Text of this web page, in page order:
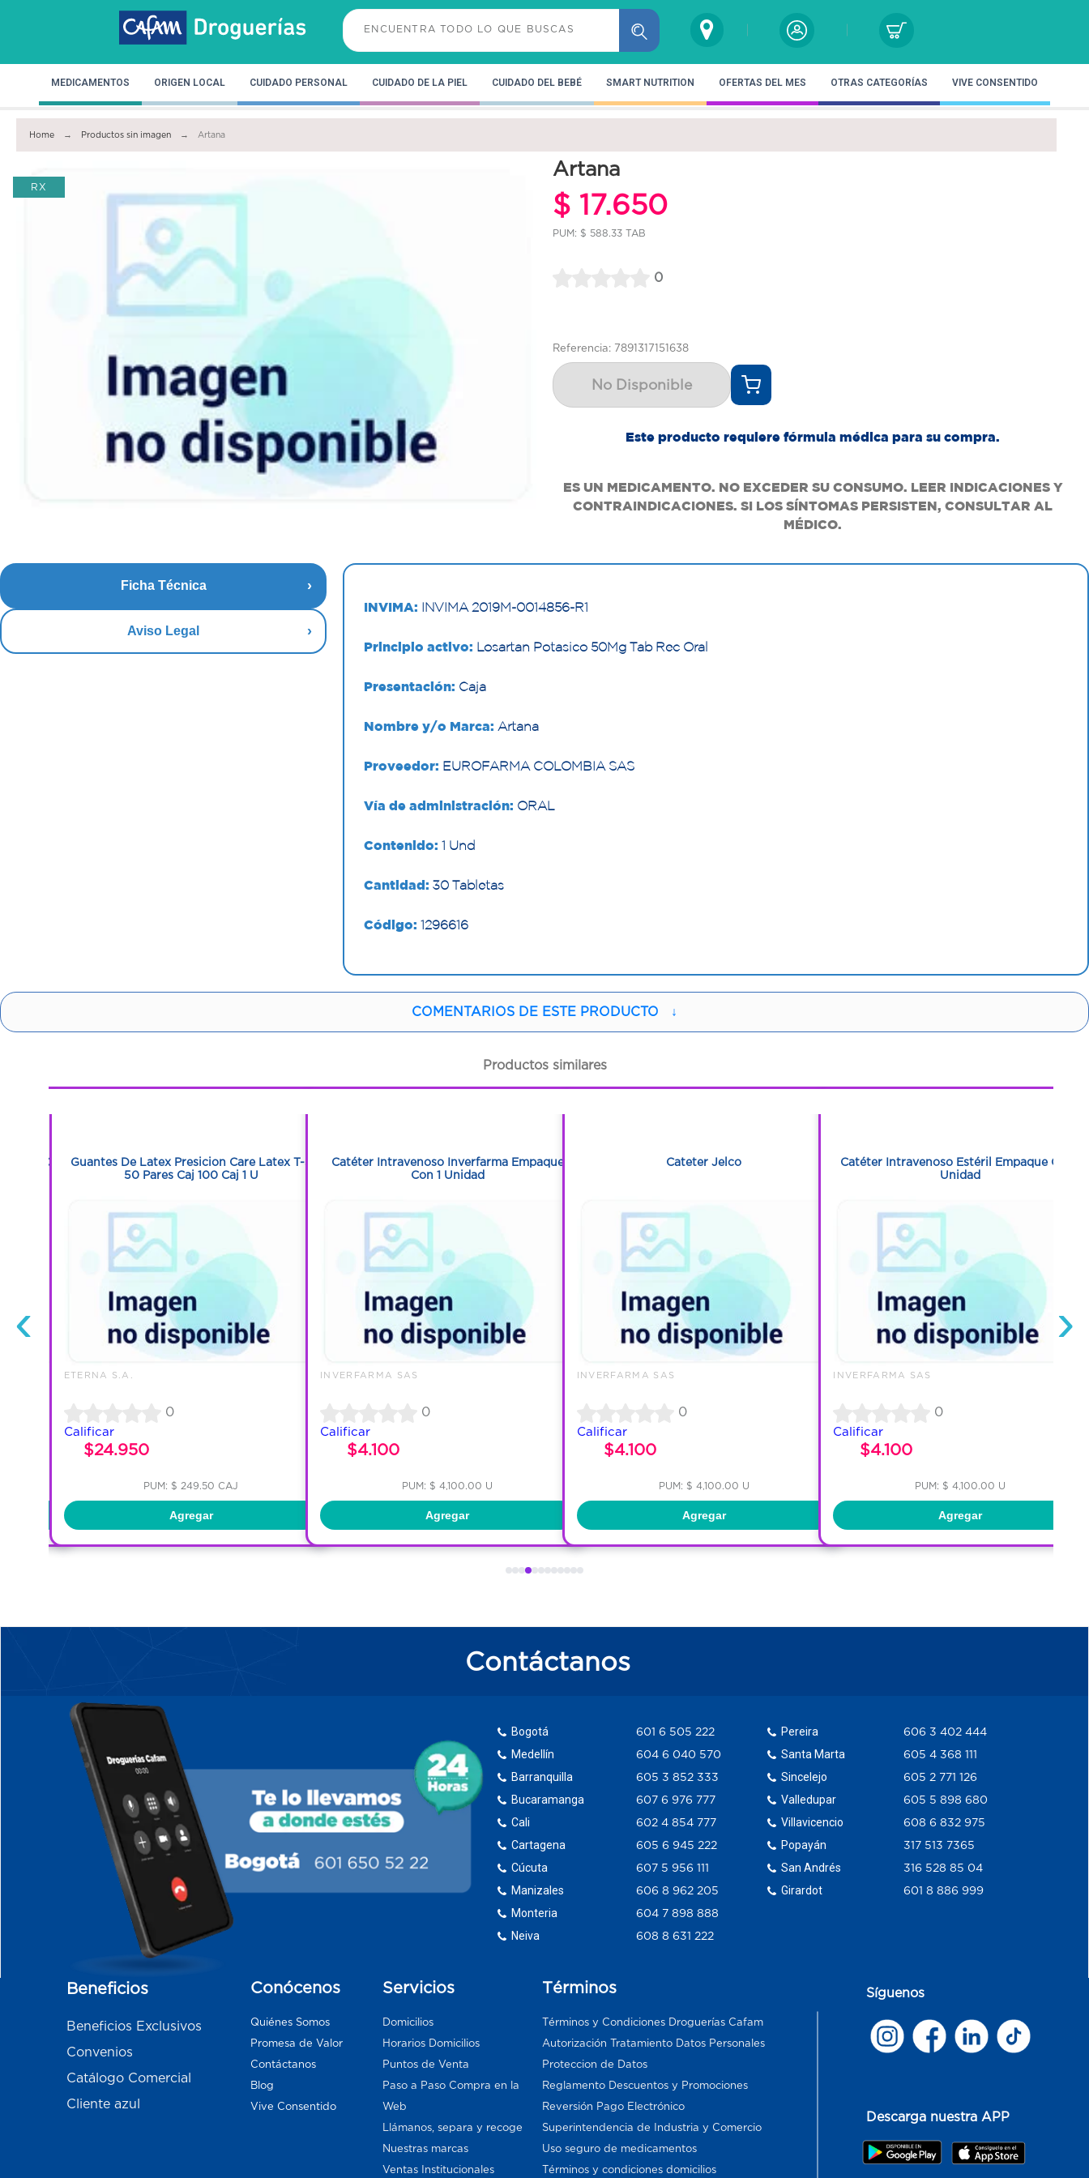
MEDICAMENTOS ORIGEN LOCAL CUIDADO PERSONAL CUIDADO DE LA PIEL CUIDADO DEL BEBÉ SMART NUTRITION OFERTAS DEL MES OTRAS CATEGORÍAS VIVE CONSENTIDO
Home Productos sin imagen Artana
RX
Artana
$ 17.650
PUM: $ 588.33 TAB
0
Referencia: 7891317151638
No Disponible
Este producto requiere fórmula médica para su compra.
ES UN MEDICAMENTO. NO EXCEDER SU CONSUMO. LEER INDICACIONES Y
CONTRAINDICACIONES. SI LOS SÍNTOMAS PERSISTEN, CONSULTAR AL
MÉDICO.
Ficha Técnica
Aviso Legal
INVIMA: INVIMA 2019M-0014856-R1
Principio activo: Losartan Potasico 50Mg Tab Rec Oral
Presentación: Caja
Nombre y/o Marca: Artana
Proveedor: EUROFARMA COLOMBIA SAS
Vía de administración: ORAL
Contenido: 1 Und
Cantidad: 30 Tabletas
Código: 1296616
COMENTARIOS DE ESTE PRODUCTO ↓
Productos similares
‹
Con 60
Guantes De Latex Presicion Care Latex T-S
50 Pares Caj 100 Caj 1 U
ETERNA S.A.
0
Calificar
$24.950
PUM: $ 249.50 CAJ
Agregar
Catéter Intravenoso Inverfarma Empaque
Con 1 Unidad
INVERFARMA SAS
0
Calificar
$4.100
PUM: $ 4,100.00 U
Agregar
Cateter Jelco
INVERFARMA SAS
0
Calificar
$4.100
PUM: $ 4,100.00 U
Agregar
Catéter Intravenoso Estéril Empaque Con 1
Unidad
INVERFARMA SAS
0
Calificar
$4.100
PUM: $ 4,100.00 U
Agregar
›
Contáctanos
Bogotá
Medellín
Barranquilla
Bucaramanga
Cali
Cartagena
Cúcuta
Manizales
Monteria
Neiva
601 6 505 222
604 6 040 570
605 3 852 333
607 6 976 777
602 4 854 777
605 6 945 222
607 5 956 111
606 8 962 205
604 7 898 888
608 8 631 222
Pereira
Santa Marta
Sincelejo
Valledupar
Villavicencio
Popayán
San Andrés
Girardot
606 3 402 444
605 4 368 111
605 2 771 126
605 5 898 680
608 6 832 975
317 513 7365
316 528 85 04
601 8 886 999
Beneficios
Beneficios Exclusivos
Convenios
Catálogo Comercial
Cliente azul
Conócenos
Quiénes Somos
Promesa de Valor
Contáctanos
Blog
Vive Consentido
Servicios
Domicilios
Horarios Domicilios
Puntos de Venta
Paso a Paso Compra en la
Web
Llámanos, separa y recoge
Nuestras marcas
Ventas Institucionales
Términos
Términos y Condiciones Droguerías Cafam
Autorización Tratamiento Datos Personales
Proteccion de Datos
Reglamento Descuentos y Promociones
Reversión Pago Electrónico
Superintendencia de Industria y Comercio
Uso seguro de medicamentos
Términos y condiciones domicilios
Síguenos
Descarga nuestra APP